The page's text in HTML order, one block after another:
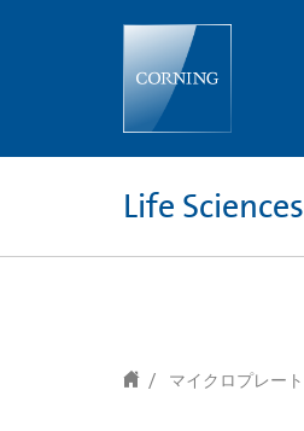
Life Sciences
マイクロプレート